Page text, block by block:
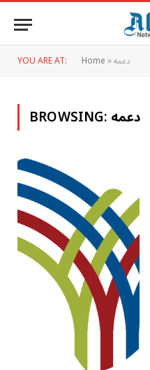
YOU ARE AT: Home»دعمه
BROWSING:دعمه